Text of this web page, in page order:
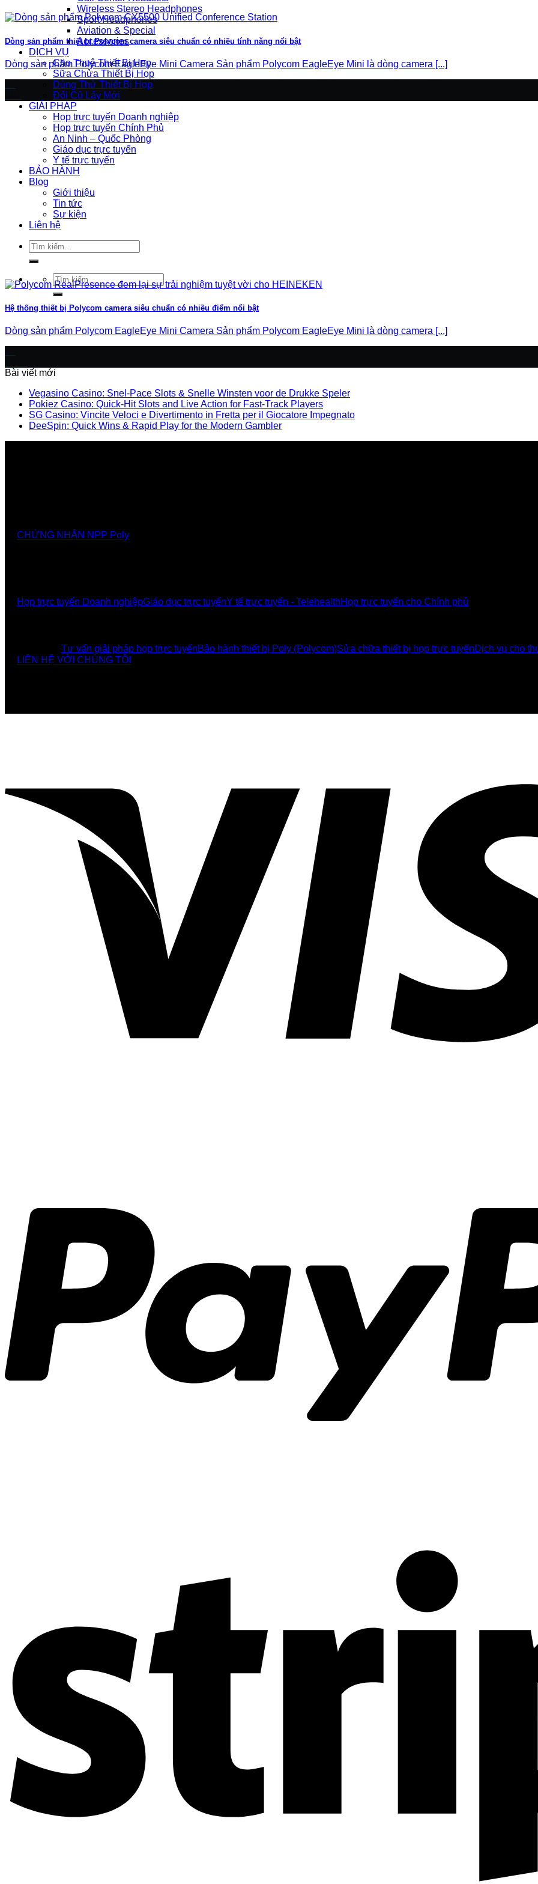
Wireless Stereo Headphones
Sport Headphones
Aviation & Special
Accessories
DỊCH VỤ
Cho Thuê Thiết Bị Họp
Sữa Chửa Thiết Bị Họp
Dùng Thử Thiết Bị Họp
Đổi Cũ Lấy Mới
GIẢI PHÁP
Họp trực tuyến Doanh nghiệp
Họp trực tuyến Chính Phủ
An Ninh – Quốc Phòng
Giáo dục trực tuyến
Y tế trực tuyến
BẢO HÀNH
Blog
Giới thiệu
Tin tức
Sự kiện
Liên hệ
Tìm
kiếm:
Tìm
kiếm:
Dòng sản phẩm thiết bị Polycom camera siêu chuẩn có nhiều tính năng nổi bật
Dòng sản phẩm Polycom EagleEye Mini Camera Sản phẩm Polycom EagleEye Mini là dòng camera [...]
Hệ thống thiết bị Polycom camera siêu chuẩn có nhiều điểm nổi bật
Dòng sản phẩm Polycom EagleEye Mini Camera Sản phẩm Polycom EagleEye Mini là dòng camera [...]
Bài viết mới
Vegasino Casino: Snel‑Pace Slots & Snelle Winsten voor de Drukke Speler
Pokiez Casino: Quick‑Hit Slots and Live Action for Fast‑Track Players
SG Casino: Vincite Veloci e Divertimento in Fretta per il Giocatore Impegnato
DeeSpin: Quick Wins & Rapid Play for the Modern Gambler
CHỨNG NHẬN NPP Poly
Họp trực tuyến Doanh nghiệpGiáo dục trực tuyếnY tế trực tuyến - TelehealthHọp trực tuyến cho Chính phủ
Tư vấn giải pháp họp trực tuyếnBảo hành thiết bị Poly (Polycom)Sửa chữa thiết bị họp trực tuyếnDịch vụ cho
LIÊN HỆ VỚI CHÚNG TÔI